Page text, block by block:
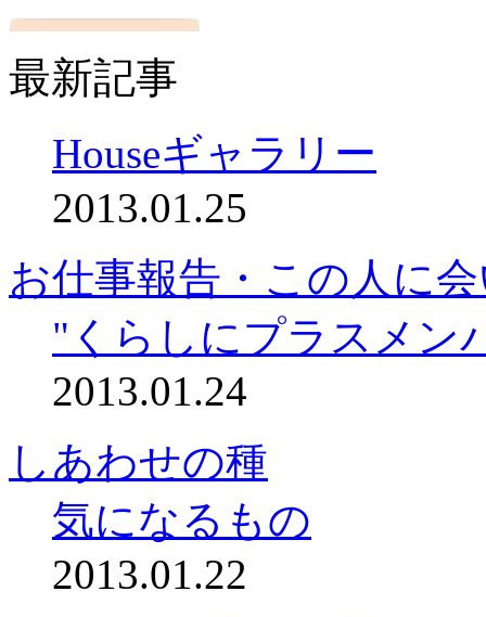
最新記事
Houseギャラリー
2013.01.25
お仕事報告・この人に
"くらしにプラスメン
2013.01.24
しあわせの種
気になるもの
2013.01.22